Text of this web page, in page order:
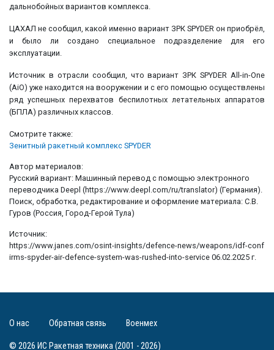
дальнобойных вариантов комплекса.
ЦАХАЛ не сообщил, какой именно вариант ЗРК SPYDER он приобрёл,
и было ли создано специальное подразделение для его
эксплуатации.
Источник в отрасли сообщил, что вариант ЗРК SPYDER All-in-One
(AiO) уже находится на вооружении и с его помощью осуществлены
ряд успешных перехватов беспилотных летательных аппаратов
(БПЛА) различных классов.
Смотрите также:
Зенитный ракетный комплекс SPYDER
Автор материалов:
Русский вариант: Машинный перевод с помощью электронного
переводчика Deepl (https://www.deepl.com/ru/translator) (Германия).
Поиск, обработка, редактирование и оформление материала: С.В.
Гуров (Россия, Город-Герой Тула)
Источник:
https://www.janes.com/osint-insights/defence-news/weapons/idf-conf
irms-spyder-air-defence-system-was-rushed-into-service 06.02.2025 г.
© 2026 ИС Ракетная техника (2001 - 2026)
О нас Обратная связь Военмех